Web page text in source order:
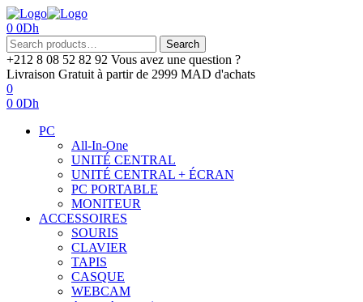
0 0Dh
Menu
Search
for:
Search
+212 8 08 52 82 92‬ Vous avez une question ?
Livraison Gratuit à partir de 2999 MAD d'achats
0
0 0Dh
PC
All-In-One
UNITÉ CENTRAL
UNITÉ CENTRAL + ÉCRAN
PC PORTABLE
MONITEUR
ACCESSOIRES
SOURIS
CLAVIER
TAPIS
CASQUE
WEBCAM